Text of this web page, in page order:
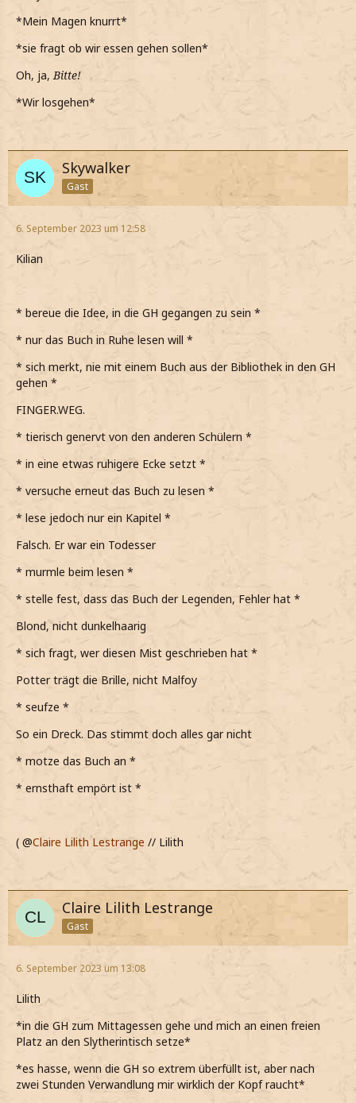
Wollen wir vielleicht etwas essen gehen?
*ihn frage und ihn etwas besorgt anschaue*
Shadow Forest
*Mein Magen knurrt*
*sie fragt ob wir essen gehen sollen*
Oh, ja,Bitte!
*Wir losgehen*
Skywalker
Gast
6. September 2023 um 12:58
Kilian
* bereue die Idee, in die GH gegangen zu sein *
* nur das Buch in Ruhe lesen will *
* sich merkt, nie mit einem Buch aus der Bibliothek in den GH
gehen *
FINGER.WEG.
* tierisch genervt von den anderen Schülern *
* in eine etwas ruhigere Ecke setzt *
* versuche erneut das Buch zu lesen *
* lese jedoch nur ein Kapitel *
Falsch. Er war ein Todesser
* murmle beim lesen *
* stelle fest, dass das Buch der Legenden, Fehler hat *
Blond, nicht dunkelhaarig
* sich fragt, wer diesen Mist geschrieben hat *
Potter trägt die Brille, nicht Malfoy
* seufze *
So ein Dreck. Das stimmt doch alles gar nicht
* motze das Buch an *
* ernsthaft empört ist *
( @Claire Lilith Lestrange // Lilith
Claire Lilith Lestrange
Gast
6. September 2023 um 13:08
Lilith
*in die GH zum Mittagessen gehe und mich an einen freien
Platz an den Slytherintisch setze*
*es hasse, wenn die GH so extrem überfüllt ist, aber nach
zwei Stunden Verwandlung mir wirklich der Kopf raucht*